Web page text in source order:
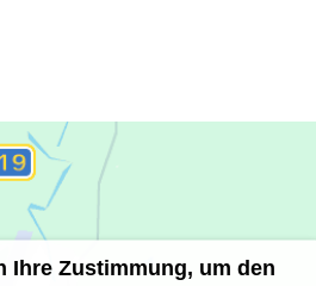
Ihre Zustimmung, um den